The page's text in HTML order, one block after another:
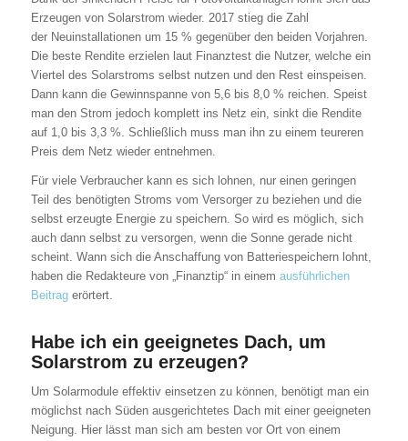
Erzeugen von Solarstrom wieder. 2017 stieg die Zahl
der Neuinstallationen um 15 % gegenüber den beiden Vorjahren.
Die beste Rendite erzielen laut Finanztest die Nutzer, welche ein
Viertel des Solarstroms selbst nutzen und den Rest einspeisen.
Dann kann die Gewinnspanne von 5,6 bis 8,0 % reichen. Speist
man den Strom jedoch komplett ins Netz ein, sinkt die Rendite
auf 1,0 bis 3,3 %. Schließlich muss man ihn zu einem teureren
Preis dem Netz wieder entnehmen.
Für viele Verbraucher kann es sich lohnen, nur einen geringen
Teil des benötigten Stroms vom Versorger zu beziehen und die
selbst erzeugte Energie zu speichern. So wird es möglich, sich
auch dann selbst zu versorgen, wenn die Sonne gerade nicht
scheint. Wann sich die Anschaffung von Batteriespeichern lohnt,
haben die Redakteure von „Finanztip“ in einem ausführlichen
Beitragerörtert.
Habe ich ein geeignetes Dach, um
Solarstrom zu erzeugen?
Um Solarmodule effektiv einsetzen zu können, benötigt man ein
möglichst nach Süden ausgerichtetes Dach mit einer geeigneten
Neigung. Hier lässt man sich am besten vor Ort von einem